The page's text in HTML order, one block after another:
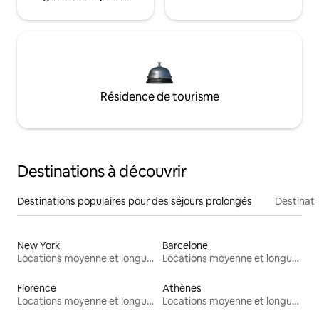
Résidence de tourisme
Destinations à découvrir
Destinations populaires pour des séjours prolongés
New York
Locations moyenne et longue durée
Barcelone
Locations moyenne et longue durée
Florence
Locations moyenne et longue durée
Athènes
Locations moyenne et longue durée